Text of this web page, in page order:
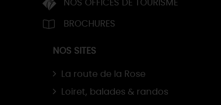
NOS OFFICES DE TOURISME
BROCHURES
NOS SITES
La route de la Rose
Loiret, balades & randos